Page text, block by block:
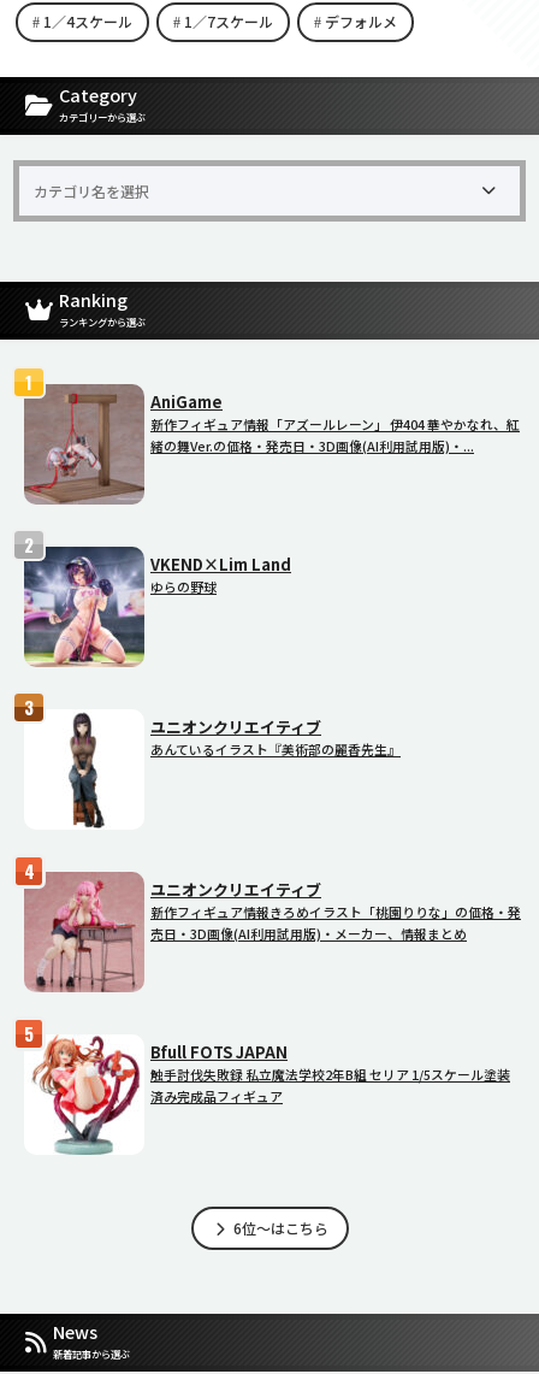
1／4スケール 1／7スケール デフォルメ
[carousel-horizontal-posts-content-slider id=9342]
Category
カテゴリーから選ぶ
Ranking
ランキングから選ぶ
AniGame
新作フィギュア情報「アズールレーン」 伊404 華やかなれ、紅
緒の舞Ver.の価格・発売日・3D画像(AI利用試用版)・...
VKEND×Lim Land
ゆらの野球
ユニオンクリエイティブ
あんているイラスト『美術部の麗香先生』
ユニオンクリエイティブ
新作フィギュア情報きろめイラスト「桃園りりな」の価格・発
売日・3D画像(AI利用試用版)・メーカー、情報まとめ
Bfull FOTS JAPAN
触手討伐失敗録 私立魔法学校2年B組 セリア 1/5スケール塗装
済み完成品フィギュア
6位～はこちら
News
新着記事から選ぶ